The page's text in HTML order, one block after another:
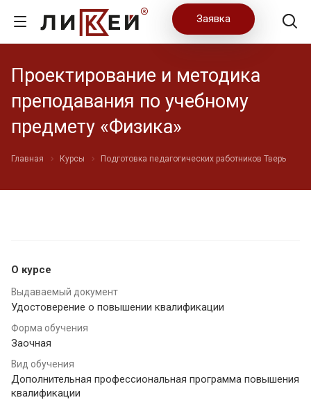
Заявка
Проектирование и методика
преподавания по учебному
предмету «Физика»
Главная Курсы Подготовка педагогических работников Тверь
О курсе
Выдаваемый документ
Удостоверение о повышении квалификации
Форма обучения
Заочная
Вид обучения
Дополнительная профессиональная программа повышения
квалификации